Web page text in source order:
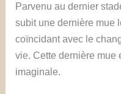
Parvenu au dernier
subit une dernière mue
coïncidant avec le
vie. Cette dernière mue
imaginale.